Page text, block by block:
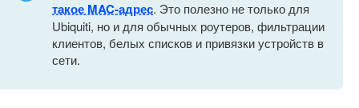
такое MAC-адрес. Это полезно не только для
Ubiquiti, но и для обычных роутеров, фильтрации
клиентов, белых списков и привязки устройств в
сети.